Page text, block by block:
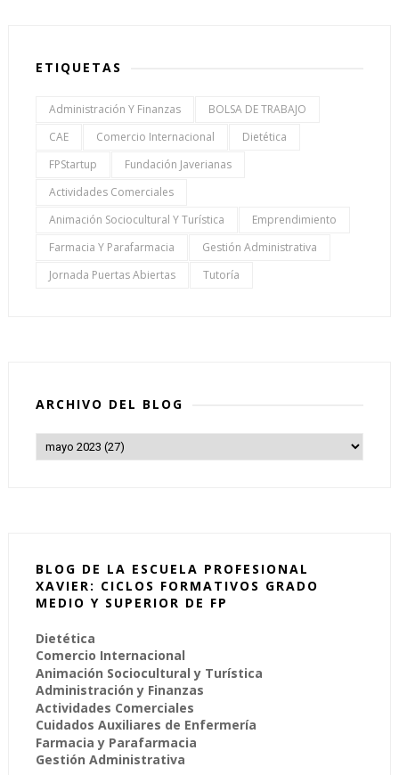
ETIQUETAS
Administración Y Finanzas
BOLSA DE TRABAJO
CAE
Comercio Internacional
Dietética
FPStartup
Fundación Javerianas
Actividades Comerciales
Animación Sociocultural Y Turística
Emprendimiento
Farmacia Y Parafarmacia
Gestión Administrativa
Jornada Puertas Abiertas
Tutoría
ARCHIVO DEL BLOG
BLOG DE LA ESCUELA PROFESIONAL
XAVIER: CICLOS FORMATIVOS GRADO
MEDIO Y SUPERIOR DE FP
Dietética
Comercio Internacional
Animación Sociocultural y Turística
Administración y Finanzas
Actividades Comerciales
Cuidados Auxiliares de Enfermería
Farmacia y Parafarmacia
Gestión Administrativa